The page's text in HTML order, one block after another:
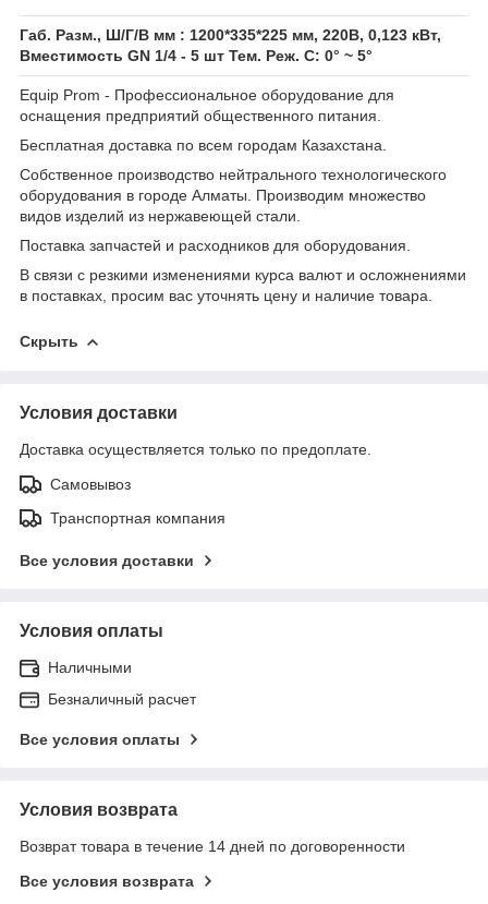
Габ. Разм., Ш/Г/В мм : 1200*335*225 мм, 220В, 0,123 кВт,
Вместимость GN 1/4 - 5 шт Тем. Реж. С: 0° ~ 5°
Equip Prom - Профессиональное оборудование для
оснащения предприятий общественного питания.
Бесплатная доставка по всем городам Казахстана.
Собственное производство нейтрального технологического
оборудования в городе Алматы. Производим множество
видов изделий из нержавеющей стали.
Поставка запчастей и расходников для оборудования.
В связи с резкими изменениями курса валют и осложнениями
в поставках, просим вас уточнять цену и наличие товара.
Скрыть
Условия доставки
Доставка осуществляется только по предоплате.
Самовывоз
Транспортная компания
Все условия доставки
Условия оплаты
Наличными
Безналичный расчет
Все условия оплаты
Условия возврата
Возврат товара в течение 14 дней по договоренности
Все условия возврата